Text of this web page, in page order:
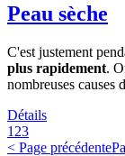
Peau sèche
C'est justement
plus rapidement.
nombreuses causes
Détails
1 23
< Page précédente